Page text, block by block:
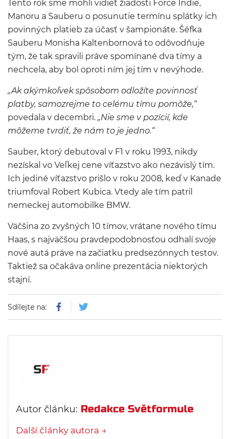
Tento rok sme mohli vidieť žiadosti Force Indie,
Manoru a Sauberu o posunutie termínu splátky ich
povinných platieb za účasť v šampionáte. Šéfka
Sauberu Monisha Kaltenbornová to odôvodňuje
tým, že tak spravili práve spomínané dva tímy a
nechcela, aby bol oproti ním jej tím v nevýhode.
„Ak akýmkoľvek spôsobom odložíte povinnosť
platby, samozrejme to celému tímu pomôže,“
povedala v decembri. „Nie sme v pozícií, kde
môžeme tvrdiť, že nám to je jedno.“
Sauber, ktorý debutoval v F1 v roku 1993, nikdy
nezískal vo Veľkej cene víťazstvo ako nezávislý tím.
Ich jediné víťazstvo prišlo v roku 2008, keď v Kanade
triumfoval Robert Kubica. Vtedy ale tím patril
nemeckej automobilke BMW.
Väčšina zo zvyšných 10 tímov, vrátane nového tímu
Haas, s najväčšou pravdepodobnosťou odhalí svoje
nové autá práve na začiatku predsezónnych testov.
Taktiež sa očakáva online prezentácia niektorých
stajní.
Sdílejte na:
Autor článku: Redakce Světformule
Další články autora →